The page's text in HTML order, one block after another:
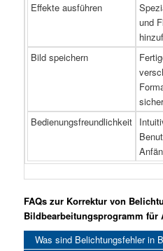
Effekte ausführen
und
Bild speichern
Bedienungsfreundlichkeit
FAQs zur Korrektur von
Bildbearbeitungsprogramm für
Was sind Belichtungsfehler in